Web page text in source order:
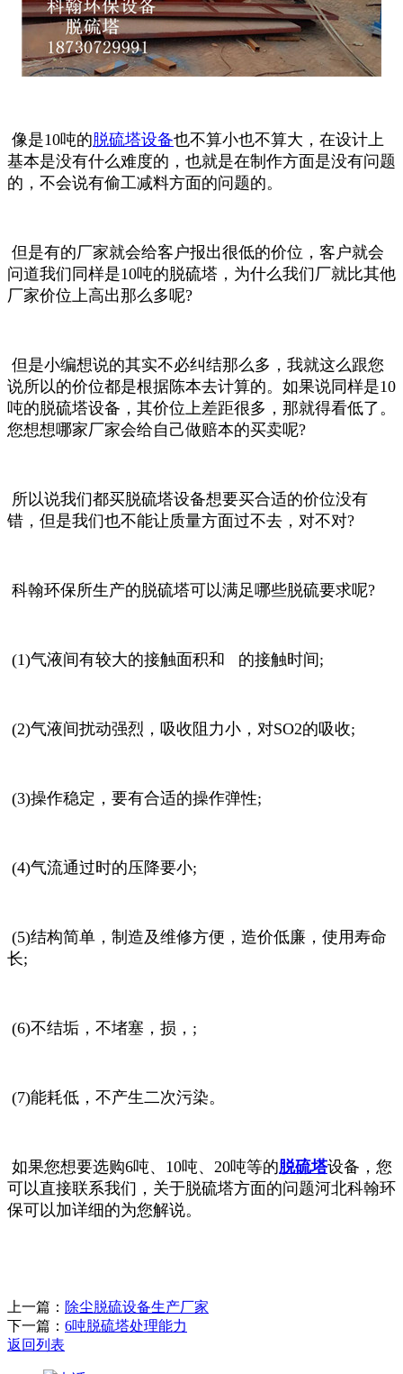
像是10吨的脱硫塔设备也不算小也不算大，在设计上
基本是没有什么难度的，也就是在制作方面是没有问题
的， 不会说有偷工减料方面的问题的。
但是有的厂家就会给客户报出很低的价位，客户就会
问道我们同样是10吨的脱硫塔，为什么我们厂就比其他
厂家价位上高出那么多呢?
但是小编想说的其实不必纠结那么多，我就这么跟您
说所以的价位都是根据陈本去计算的。如果说同样是10
吨的脱硫塔设备，其价位上差距很多，那就得看低了。
您想想哪家厂家会给自己做赔本的买卖呢?
所以说我们都买脱硫塔设备想要买合适的价位没有
错，但是我们也不能让质量方面过不去，对不对?
科翰环保所生产的脱硫塔可以满足哪些脱硫要求呢?
(1)气液间有较大的接触面积和 的接触时间;
(2)气液间扰动强烈，吸收阻力小，对SO2的吸收;
(3)操作稳定，要有合适的操作弹性;
(4)气流通过时的压降要小;
(5)结构简单，制造及维修方便，造价低廉，使用寿命
长;
(6)不结垢，不堵塞，损，;
(7)能耗低，不产生二次污染。
如果您想要选购6吨、10吨、20吨等的脱硫塔设备，您
可以直接联系我们，关于脱硫塔方面的问题河北科翰环
保可以加详细的为您解说。
上一篇： 除尘脱硫设备生产厂家
下一篇： 6吨脱硫塔处理能力
返回列表